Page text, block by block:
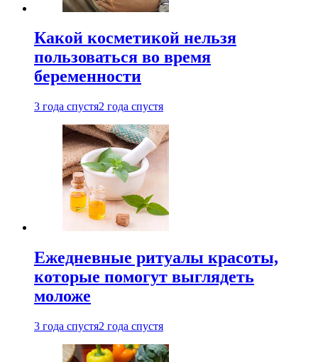
Какой косметикой нельзя
пользоваться во время
беременности
3 года спустя2 года спустя
Ежедневные ритуалы красоты,
которые помогут выглядеть
моложе
3 года спустя2 года спустя